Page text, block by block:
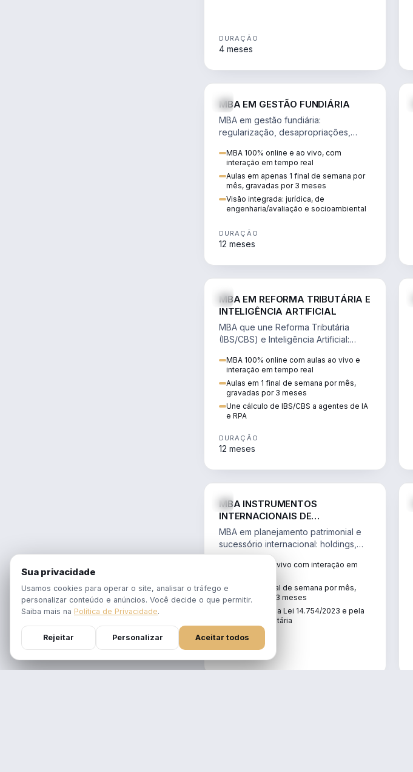
DURAÇÃO
4 meses
MBA EM GESTÃO FUNDIÁRIA
MBA em gestão fundiária:
regularização, desapropriações,
ambiental em projetos de
infraestrutura.
MBA 100% online e ao vivo, com
interação em tempo real
Aulas em apenas 1 final de semana por
mês, gravadas por 3 meses
Visão integrada: jurídica, de
engenharia/avaliação e socioambiental
DURAÇÃO
12 meses
MBA EM REFORMA TRIBUTÁRIA E
INTELIGÊNCIA ARTIFICIAL
MBA que une Reforma Tributária
(IBS/CBS) e Inteligência Artificial:
RPA e automação da rotina fiscal.
MBA 100% online com aulas ao vivo e
interação em tempo real
Aulas em 1 final de semana por mês,
gravadas por 3 meses
Une cálculo de IBS/CBS a agentes de IA
e RPA
DURAÇÃO
12 meses
MBA INSTRUMENTOS
INTERNACIONAIS DE
PLANEJAMENTO PATRIMONIAL &
SUCESSÓRIO
MBA em planejamento patrimonial e
sucessório internacional: holdings,
trusts e offshore sob a Lei
14.754/2023 e a Reforma Tributária.
MBA 100% ao vivo com interação em
Aulas em 1 final de semana por mês,
gravadas por 3 meses
Atualizado pela Lei 14.754/2023 e pela
Reforma Tributária
DURAÇÃO
12 meses
Sua privacidade
Usamos cookies para operar o site, analisar o tráfego e
personalizar conteúdo e anúncios. Você decide o que permitir.
Saiba mais na Política de Privacidade.
Rejeitar Personalizar Aceitar todos